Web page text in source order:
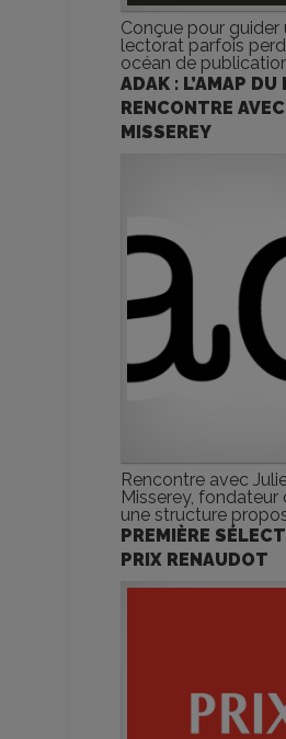
Conçue pour guider
lectorat parfois
océan de
ADAK : L’AMAP DU
RENCONTRE
MISSEREY
Rencontre avec
Misserey, fondateur
une structure
PREMIÈRE
PRIX RENAUDOT